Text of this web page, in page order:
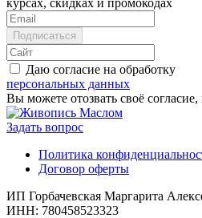
Даю согласие на обработку
персональных данных
Вы можете отозвать своё
Задать вопрос
Политика
Договор оферты
ИП Горбачевская Маргарита
ИНН: 780458523323